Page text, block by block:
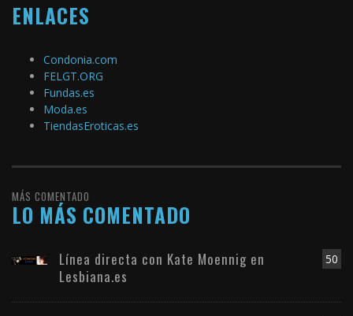
ENLACES
Condonia.com
FELGT.ORG
Fundas.es
Moda.es
TiendasEroticas.es
MÁS COMENTADO
LO MÁS COMENTADO
50
Línea directa con Kate Moennig en
Lesbiana.es